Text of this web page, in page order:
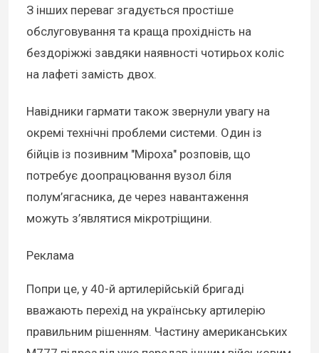
З інших переваг згадується простіше
обслуговування та краща прохідність на
бездоріжжі завдяки наявності чотирьох коліс
на лафеті замість двох.
Навідники гармати також звернули увагу на
окремі технічні проблеми системи. Один із
бійців із позивним "Міроха" розповів, що
потребує доопрацювання вузол біля
полум’ягасника, де через навантаження
можуть з’являтися мікротріщини.
Реклама
Попри це, у 40-й артилерійській бригаді
вважають перехід на українську артилерію
правильним рішенням. Частину американських